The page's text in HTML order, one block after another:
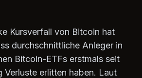
Kursverfall von Bitcoin hat
durchschnittliche Anleger in
Bitcoin-ETFs erstmals seit
Verluste erlitten haben. Laut